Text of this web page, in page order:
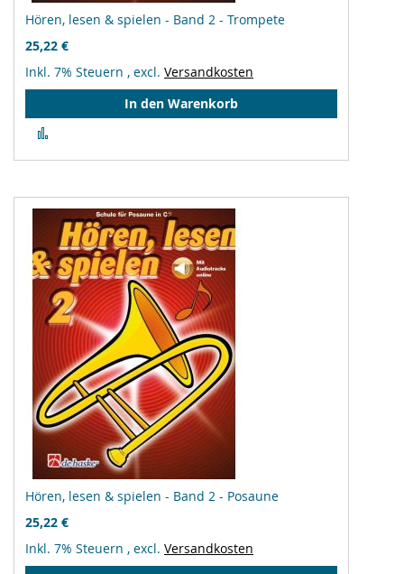
Hören, lesen & spielen - Band 2 - Trompete
25,22 €
Inkl. 7% Steuern , excl. Versandkosten
In den Warenkorb
hinzufügen
Hören, lesen & spielen - Band 2 - Posaune
25,22 €
Inkl. 7% Steuern , excl. Versandkosten